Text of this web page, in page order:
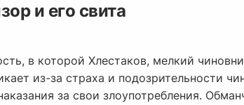
и его свита
в которой Хлестаков, мелкий
из-за страха и подозрительности
за свои злоупотребления.